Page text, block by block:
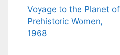
Voyage to the Planet of
Prehistoric Women,
1968